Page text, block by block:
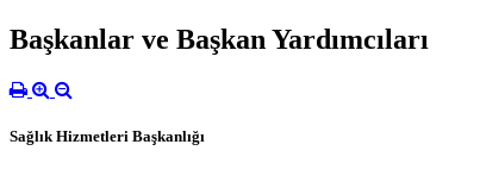
Başkanlar ve Başkan Yardımcıları
Sağlık Hizmetleri Başkanlığı